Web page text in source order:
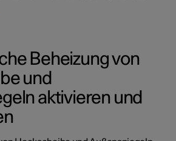
Beheizung von
und
aktivieren und